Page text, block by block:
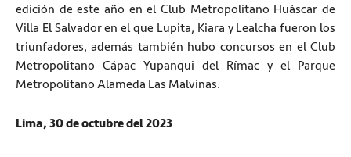
edición de este año en el Club Metropolitano Huáscar de
Villa El Salvador en el que Lupita, Kiara y Lealcha fueron los
triunfadores, además también hubo concursos en el Club
Metropolitano Cápac Yupanqui del Rímac y el Parque
Metropolitano Alameda Las Malvinas.
Lima, 30 de octubre del 2023